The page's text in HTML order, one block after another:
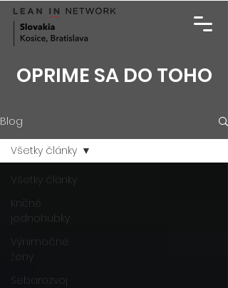
OPRIME SA DO TOHO
Blog
Všetky články
Knižné
jednohubky
Výnimočné
ženy
Sebarozvoj
Všetky články